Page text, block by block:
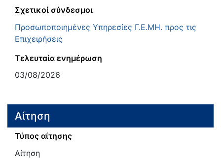
Σχετικοί σύνδεσμοι
Προσωποποιημένες Υπηρεσίες Γ.Ε.ΜΗ. προς τις
Επιχειρήσεις
Τελευταία ενημέρωση
03/08/2026
Αίτηση
Τύπος αίτησης
Αίτηση